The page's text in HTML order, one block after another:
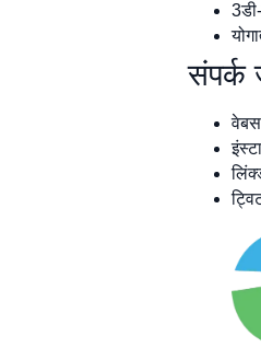
संपर्क